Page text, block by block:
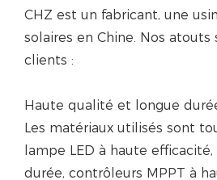
CHZ est un fabricant, une
solaires en Chine. Nos
clients :
Haute qualité et longue
Les matériaux utilisés sont
lampe LED à haute
durée, contrôleurs MPPT à